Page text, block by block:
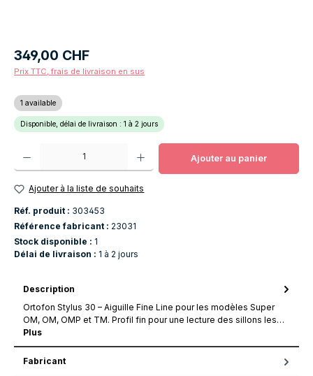
Prix régulier :
349,00 CHF
Prix TTC, frais de livraison en sus
1 available
Disponible, délai de livraison : 1 à 2 jours
Quantité de produit : Entrez la quantité souhaitée ou utilisez les boutons
Ajouter au panier
Ajouter à la liste de souhaits
Réf. produit : 303453
Référence fabricant : 23031
Stock disponible : 1
Délai de livraison : 1 à 2 jours
Description
Ortofon Stylus 30 – Aiguille Fine Line pour les modèles Super
OM, OM, OMP et TM. Profil fin pour une lecture des sillons les…
Plus
Fabricant